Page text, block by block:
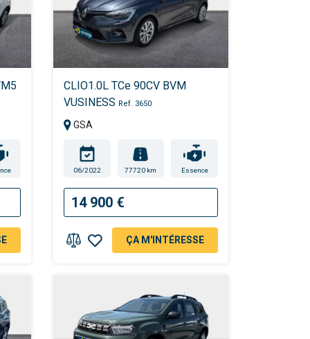
CLIO1.0L TCe 90CV BVM
VUSINESS Ref. 3650
GSA
06/2022 77720 km Essence
14 900 €
ÇA M'INTÉRESSE